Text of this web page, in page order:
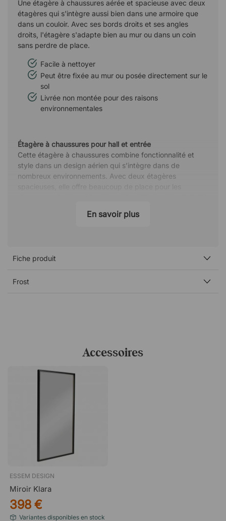
Une étagère à chaussures aérée et spacieuse avec deux
étagères qui s'intègre aussi bien dans une armoire que
dans un couloir. Avec ses bords droits et ses angles
droits, l'étagère s'adapte bien au mur ou dans un coin
sans perdre de place.
Facile à nettoyer
Peut être fixée au mur ou posée directement sur le
sol
Livrée non montée pour des raisons
environnementales
Étagère à chaussures pour hall et entrée
Cette étagère à chaussures combine fonctionnalité et
style dans un design aérien qui s’intègre dans de
nombreux environnements. Avec deux étagères
l’espace au sol. Si vous préférez une solution plus
le sol, ce qui la rend facile à déplacer si nécessaire.
surface lisse est également facile à nettoyer, ce qui
très utilisé.
En savoir plus
Fiche produit
Frost
Accessoires
ESSEM DESIGN
Miroir Klara
398 €
Variantes disponibles en stock